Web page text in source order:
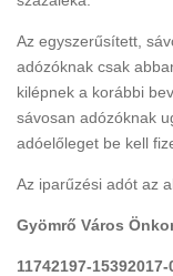
Az egyszerűsített,
adózóknak csak
kilépnek a korábbi
sávosan adózóknak
adóelőleget be kell
Az iparűzési adót az
Gyömrő Város
11742197-